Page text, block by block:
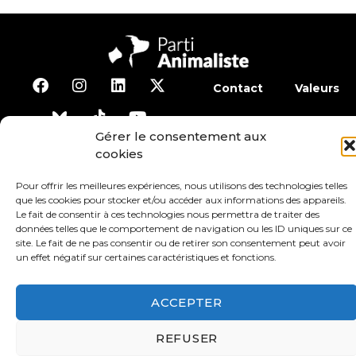
Gérer le consentement aux
cookies
Pour offrir les meilleures expériences, nous utilisons des technologies telles
que les cookies pour stocker et/ou accéder aux informations des appareils.
Le fait de consentir à ces technologies nous permettra de traiter des
données telles que le comportement de navigation ou les ID uniques sur ce
site. Le fait de ne pas consentir ou de retirer son consentement peut avoir
un effet négatif sur certaines caractéristiques et fonctions.
ACCEPTER
REFUSER
Contact Valeurs
Adhérer
Conditions générales d’utilisation
Protection des données Mentions légales